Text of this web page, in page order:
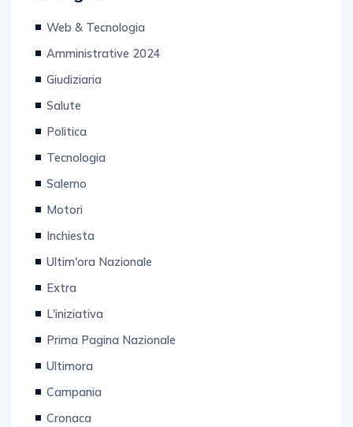
Web & Tecnologia
Amministrative 2024
Giudiziaria
Salute
Politica
Tecnologia
Salerno
Motori
Inchiesta
Ultim'ora Nazionale
Extra
L'iniziativa
Prima Pagina Nazionale
Ultimora
Campania
Cronaca